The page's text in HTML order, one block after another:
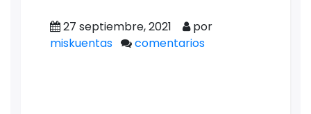
27 septiembre, 2021
por
miskuentas
comentarios